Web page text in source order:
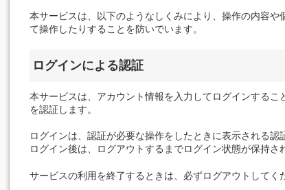
本サービスは、以下のようなしくみにより、操作の内容
て操作したりすることを防いでいます。
ログインによる認証
本サービスは、アカウント情報を入力してログインする
を認証します。
ログインは、認証が必要な操作をしたときに表示される認
ログイン後は、ログアウトするまでログイン状態が保持さ
サービスの利用を終了するときは、必ずログアウトしてく